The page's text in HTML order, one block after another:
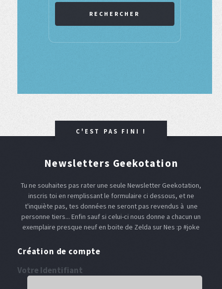
RECHERCHER
C'EST PAS FINI !
Newsletters Geekotation
Tu ne souhaites pas rater une seule Newsletter Geekotation,
inscris toi en remplissant le formulaire ci dessous, et ne
t'inquiète pas, tes données ne seront pas revendus à une
personne tiers... Enfin sauf si celui-ci nous donne a chacun un
exemplaire presque neuf en boite de Zelda sur Nes :p #joke
Création de compte
Votre Identifiant